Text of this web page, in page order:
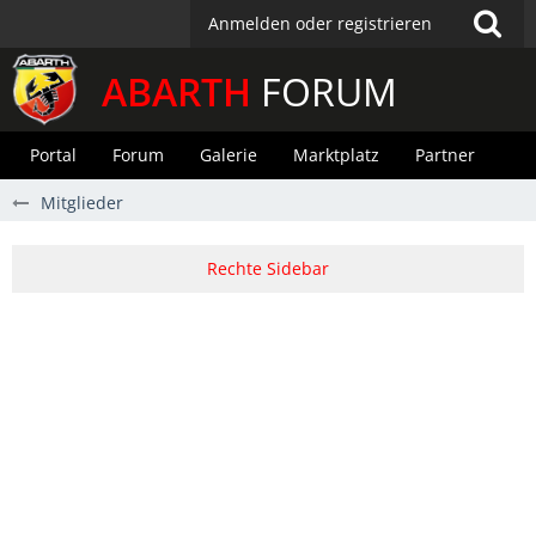
Anmelden oder registrieren
ABARTH FORUM
Portal Forum Galerie Marktplatz Partner
Mitglieder